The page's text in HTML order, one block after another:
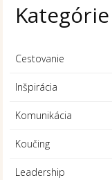
Kategórie
Cestovanie
Inšpirácia
Komunikácia
Koučing
Leadership